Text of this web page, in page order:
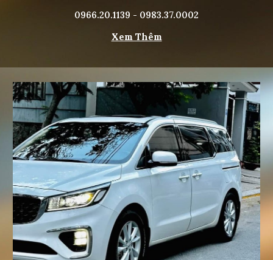
0966.20.1139 - 0983.37.0002
Xem Thêm